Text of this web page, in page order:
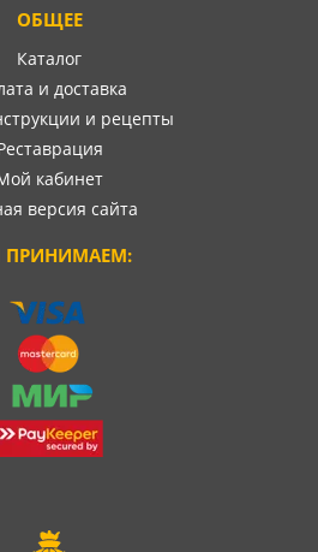
ОБЩЕЕ
Каталог
и доставка
и рецепты
кабинет
версия сайта